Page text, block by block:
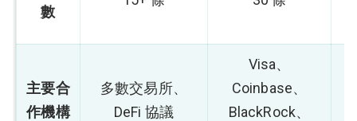
數
主要合
作機構
多數交易所、
DeFi 協議
Visa、
Coinbase、
BlackRock、
登入股感會員，閱讀
任一文章